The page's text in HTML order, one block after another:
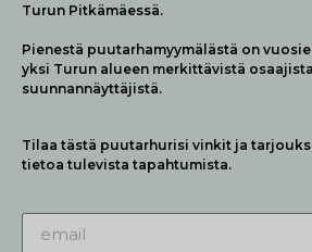
Turun Pitkämäessä.
Pienestä puutarhamyymälästä on
yksi Turun alueen merkittävistä
suunnannäyttäjistä.
Tilaa tästä puutarhurisi vinkit ja
tietoa tulevista tapahtumista.